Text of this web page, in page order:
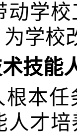
动学
学校
术技能
本
人才